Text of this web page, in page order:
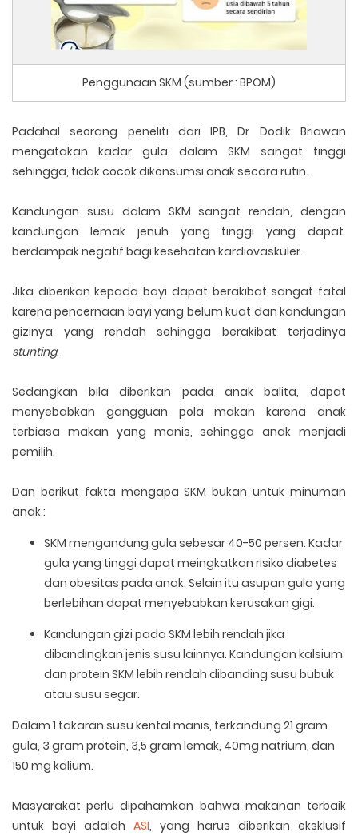
Penggunaan SKM (sumber : BPOM)
Padahal seorang peneliti dari IPB, Dr Dodik Briawan
mengatakan kadar gula dalam SKM sangat tinggi
sehingga, tidak cocok dikonsumsi anak secara rutin.
Kandungan susu dalam SKM sangat rendah, dengan
kandungan lemak jenuh yang tinggi yang dapat
berdampak negatif bagi kesehatan kardiovaskuler.
Jika diberikan kepada bayi dapat berakibat sangat fatal
karena pencernaan bayi yang belum kuat dan kandungan
gizinya yang rendah sehingga berakibat terjadinya
stunting.
Sedangkan bila diberikan pada anak balita, dapat
menyebabkan gangguan pola makan karena anak
terbiasa makan yang manis, sehingga anak menjadi
pemilih.
Dan berikut fakta mengapa SKM bukan untuk minuman
anak :
SKM mengandung gula sebesar 40-50 persen. Kadar
gula yang tinggi dapat meingkatkan risiko diabetes
dan obesitas pada anak. Selain itu asupan gula yang
berlebihan dapat menyebabkan kerusakan gigi.
Kandungan gizi pada SKM lebih rendah jika
dibandingkan jenis susu lainnya. Kandungan kalsium
dan protein SKM lebih rendah dibanding susu bubuk
atau susu segar.
Dalam 1 takaran susu kental manis, terkandung 21 gram
gula, 3 gram protein, 3,5 gram lemak, 40mg natrium, dan
150 mg kalium.
Masyarakat perlu dipahamkan bahwa makanan terbaik
untuk bayi adalah ASI, yang harus diberikan eksklusif